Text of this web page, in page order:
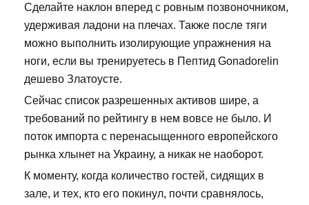
Сделайте наклон вперед с ровным позвоночником,
удерживая ладони на плечах. Также после тяги
можно выполнить изолирующие упражнения на
ноги, если вы тренируетесь в Пептид Gonadorelin
дешево Златоусте.
Сейчас список разрешенных активов шире, а
требований по рейтингу в нем вовсе не было. И
поток импорта с перенасыщенного европейского
рынка хлынет на Украину, а никак не наоборот.
К моменту, когда количество гостей, сидящих в
зале, и тех, кто его покинул, почти сравнялось,